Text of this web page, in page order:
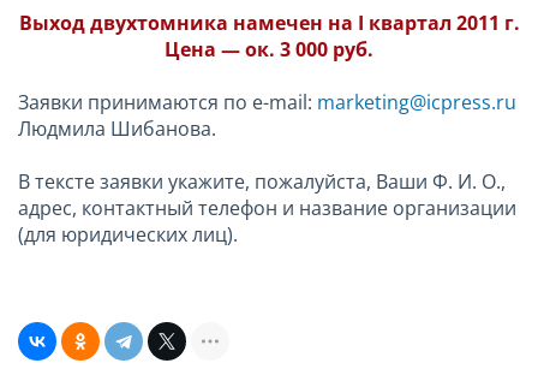
Выход двухтомника намечен на I квартал 2011 г.
Цена — ок. 3 000 руб.
Заявки принимаются по e-mail: marketing@icpress.ru
Людмила Шибанова.
В тексте заявки укажите, пожалуйста, Ваши Ф. И. О.,
адрес, контактный телефон и название организации
(для юридических лиц).